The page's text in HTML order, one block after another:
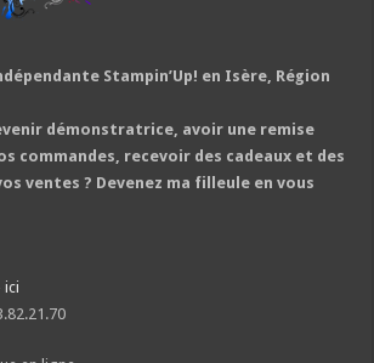
Stampin’Up! en Isère, Région
démonstratrice, avoir une remise
commandes, recevoir des cadeaux et des
ventes ? Devenez ma filleule en vous
ici